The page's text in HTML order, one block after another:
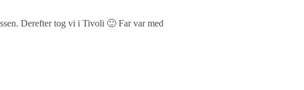
Derefter tog vi i Tivoli 🙂 Far var med